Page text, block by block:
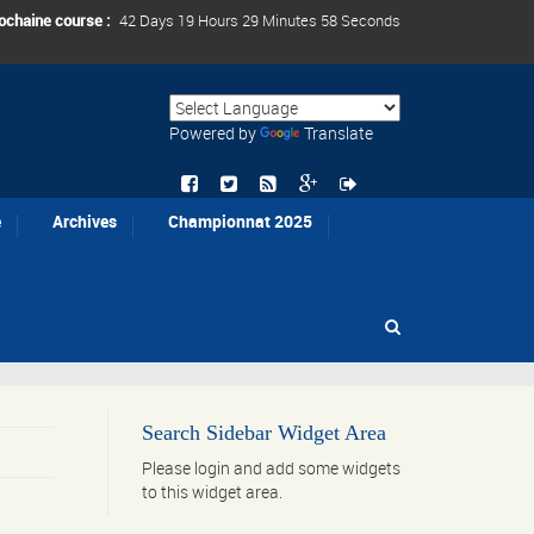
course : 42 Days 19 Hours 29 Minutes 58 Seconds
Powered by Translate
Archives Championnat 2025
Search Sidebar Widget Area
Please login and add some widgets
to this widget area.